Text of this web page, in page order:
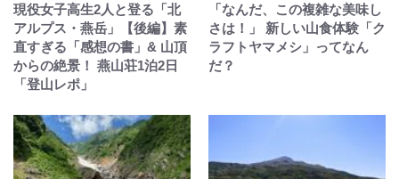
現役女子高生2人と登る「北
アルプス・燕岳」【後編】素
直すぎる「感想の書」& 山頂
からの絶景！ 燕山荘1泊2日
「登山レポ」
「なんだ、この複雑な美味し
さは！」 新しい山食体験「ク
ラフトヤマメシ」ってなん
だ？